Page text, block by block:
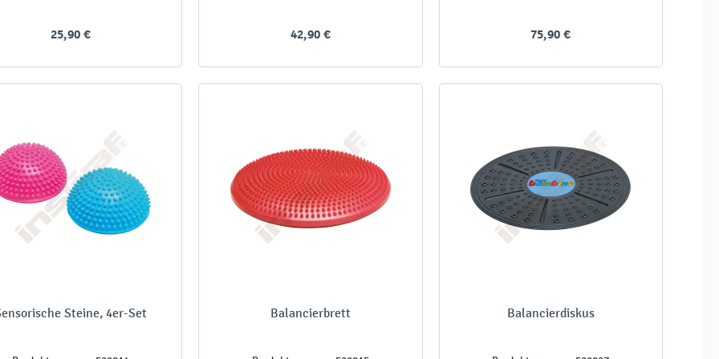
25,90 € 42,90 € 75,90 €
Steine, 4er-Set Balancierbrett Balancierdiskus